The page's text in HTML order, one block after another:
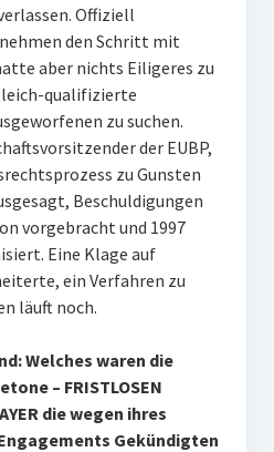
Offiziell
den Schritt mit
aber nichts Eiligeres zu
qualifizierte
zu suchen.
der EUBP,
zu Gunsten
Beschuldigungen
vorgebracht und 1997
Eine Klage auf
ein Verfahren zu
läuft noch.
Welches waren die
– FRISTLOSEN
die wegen ihres
Gekündigten